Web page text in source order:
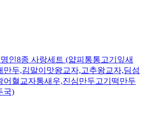
인8종 사랑세트 (얇피통통고기잎새
만두,김말이맛왕교자,고추왕교자,딤섬
어혈교자통새우,진심만두고기떡만두
국)